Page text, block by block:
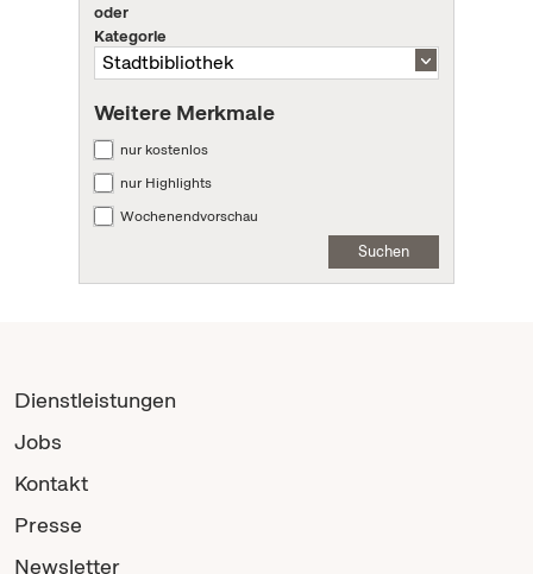
oder
Kategorie
Weitere Merkmale
nur kostenlos
nur Highlights
Wochenendvorschau
Suchen
Dienstleistungen
Jobs
Kontakt
Presse
Newsletter